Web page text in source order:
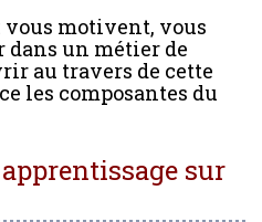
motivent, vous
un métier de
au travers de cette
les composantes du
sur